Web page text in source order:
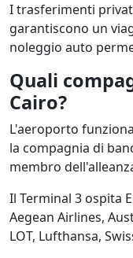
I trasferimenti
garantiscono un
noleggio auto
Quali
Cairo?
L'aeroporto
la compagnia di
membro
Il Terminal 3 ospita
Aegean Airlines,
LOT, Lufthansa,